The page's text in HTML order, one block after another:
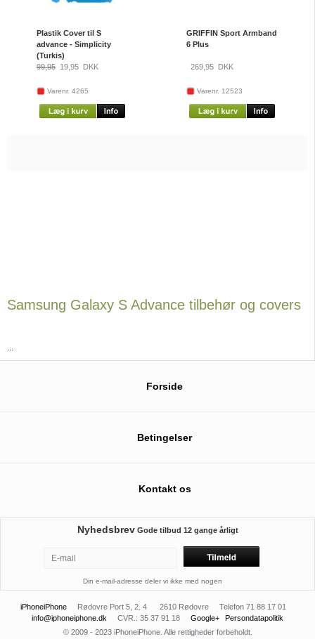
Plastik Cover til S
advance - Simplicity
(Turkis)
99,95
19,95DKK
Varenr. 4265
GRIFFIN Sport Armband
6 Plus
269,95 DKK
Varenr. 12523
Samsung Galaxy S Advance tilbehør og covers
...
Forside
Betingelser
Kontakt os
Nyhedsbrev Gode tilbud 12 gange årligt
Din e-mail-adresse deler vi ikke med nogen
iPhoneiPhone Rødovre Port 5, 2. 4 2610 Rødovre
Telefon 71 88 17 01
info@iphoneiphone.dk
CVR.: 35 37 91 18 Google+
Persondatapolitik
© 2009 - 2023 iPhoneiPhone. Alle rettigheder forbeholdt.